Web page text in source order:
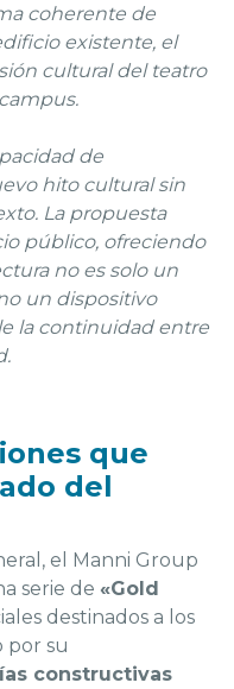
coherente de
existente, el
cultural del teatro
de
hito cultural sin
La propuesta
público, ofreciendo
no es solo un
un dispositivo
la continuidad entre
que
del
el Manni Group
serie de «Gold
destinados a los
por su
constructivas